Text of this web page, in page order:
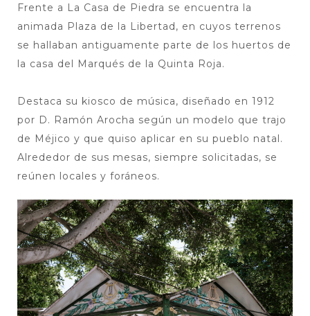
Frente a La Casa de Piedra se encuentra la
animada Plaza de la Libertad, en cuyos terrenos
se hallaban antiguamente parte de los huertos de
la casa del Marqués de la Quinta Roja.
Destaca su kiosco de música, diseñado en 1912
por D. Ramón Arocha según un modelo que trajo
de Méjico y que quiso aplicar en su pueblo natal.
Alrededor de sus mesas, siempre solicitadas, se
reúnen locales y foráneos.